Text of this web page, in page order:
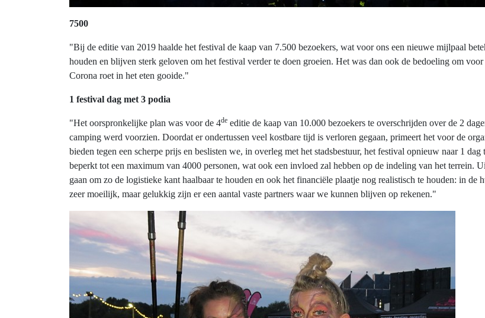
7500
"Bij de editie van 2019 haalde het festival de kaap van 7.500 bezoekers, wat voor ons een nieuwe mijlpaal
houden en blijven sterk geloven om het festival verder te doen groeien. Het was dan ook de bedoeling om
Corona roet in het eten gooide."
1 festival dag met 3 podia
"Het oorspronkelijke plan was voor de 4de editie de kaap van 10.000 bezoekers te overschrijden over de 2
camping werd voorzien. Doordat er ondertussen veel kostbare tijd is verloren gegaan, primeert het voor de
bieden tegen een scherpe prijs en beslisten we, in overleg met het stadsbestuur, het festival opnieuw naar 1
beperkt tot een maximum van 4000 personen, wat ook een invloed zal hebben op de indeling van het terrein.
gaan om zo de logistieke kant haalbaar te houden en ook het financiële plaatje nog realistisch te houden: in
zeer moeilijk, maar gelukkig zijn er een aantal vaste partners waar we kunnen blijven op rekenen."